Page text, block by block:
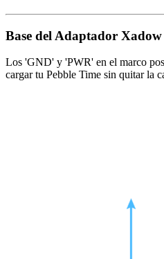
Base del Adaptador
Los 'GND' y 'PWR' en el marco
cargar tu Pebble Time sin quitar la